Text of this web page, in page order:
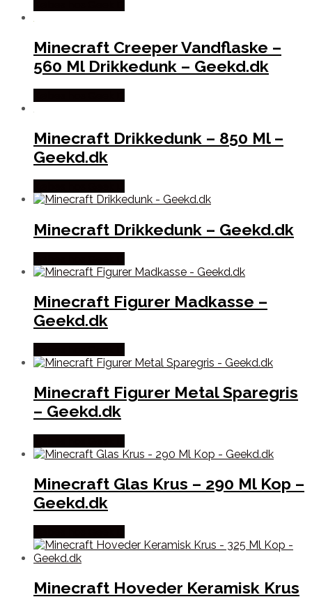
Minecraft Creeper Vandflaske –
560 Ml Drikkedunk – Geekd.dk
Minecraft Drikkedunk – 850 Ml –
Geekd.dk
Minecraft Drikkedunk – Geekd.dk
Minecraft Figurer Madkasse –
Geekd.dk
Minecraft Figurer Metal Sparegris
– Geekd.dk
Minecraft Glas Krus – 290 Ml Kop –
Geekd.dk
Minecraft Hoveder Keramisk Krus